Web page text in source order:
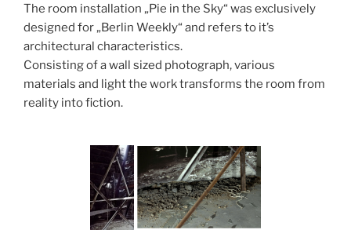
The room installation „Pie in the Sky“ was exclusively
designed for „Berlin Weekly“ and refers to it’s
architectural characteristics.
Consisting of a wall sized photograph, various
materials and light the work transforms the room from
reality into fiction.